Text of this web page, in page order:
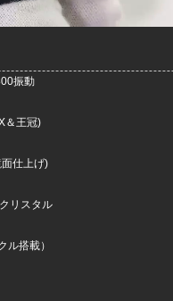
振動
＆王冠)
仕上げ)
リスタル
搭載）